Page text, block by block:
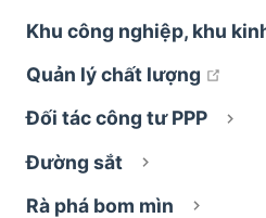
Khu công nghiệp, khu
Quản lý chất lượng
Đối tác công tư PPP
Đường sắt
Rà phá bom mìn